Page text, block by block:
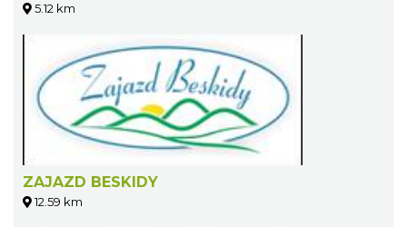
5.12 km
ZAJAZD BESKIDY
12.59 km